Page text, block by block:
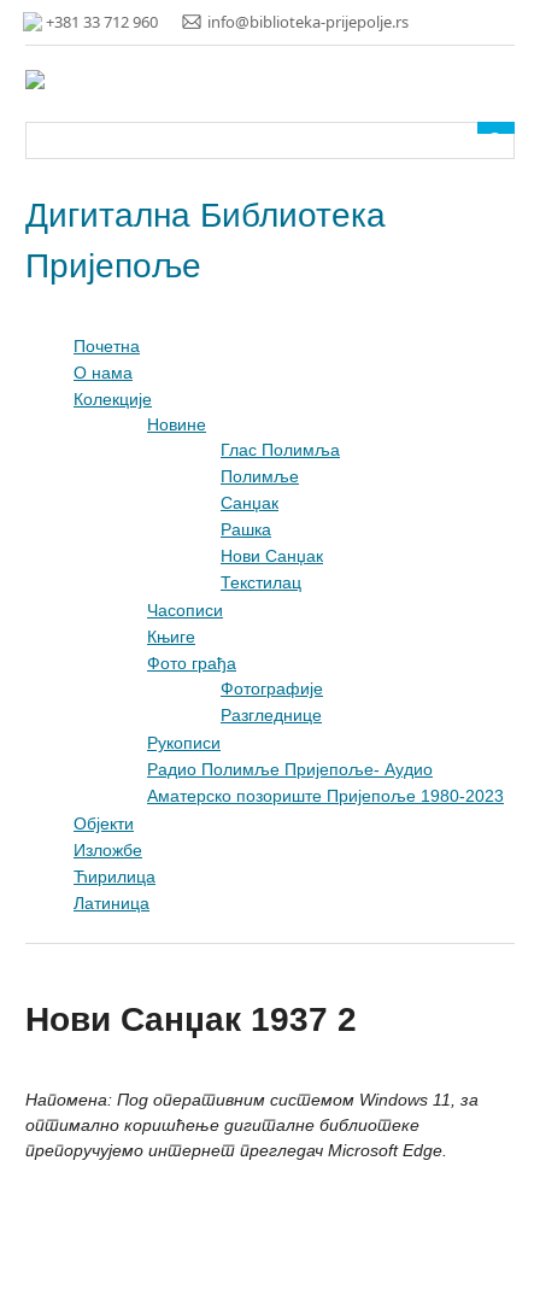
Прескочи
садржаја
+381 33 712 960 info@biblioteka-prijepolje.rs
Дигитална Библиотека
Пријепоље
Почетна
О нама
Колекције
Новине
Глас Полимља
Полимље
Санџак
Рашка
Нови Санџак
Текстилац
Часописи
Књиге
Фото грађа
Фотографије
Разгледнице
Рукописи
Радио Полимље Пријепоље- Аудио
Аматерско позориште Пријепоље 1980-2023
Објекти
Изложбе
Ћирилица
Латиница
Нови Санџак 1937 2
Напомена: Под оперативним системом Windows 11, за
оптимално коришћење дигиталне библиотеке
препоручујемо интернет прегледач Microsoft Edge.